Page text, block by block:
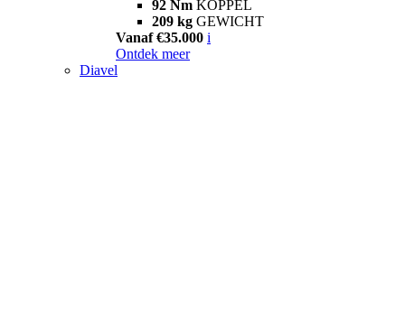
92 Nm KOPPEL
209 kg GEWICHT
Vanaf €35.000 i
Ontdek meer
Diavel